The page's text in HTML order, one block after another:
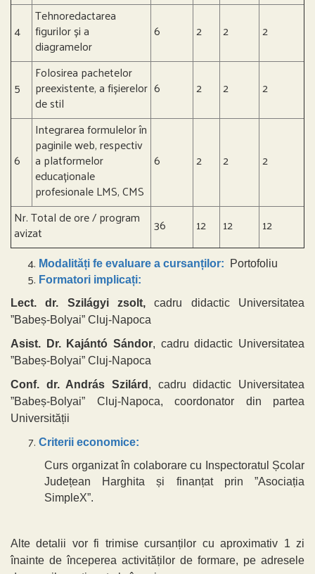
4
Tehnoredactarea
figurilor și a
diagramelor
6 2 2 2
5
Folosirea pachetelor
preexistente, a fișierelor
de stil
6 2 2 2
6
Integrarea formulelor în
paginile web, respectiv
a platformelor
educaționale
profesionale LMS, CMS
6 2 2 2
Nr. Total de ore / program
avizat 36 12 12 12
Modalități fe evaluare a cursanților:
Portofoliu
Formatori implicați:
Lect. dr. Szil ágyi zsolt,cadru didactic Universitatea
”Babeș-Bolyai” Cluj-Napoca
Asist. Dr. Kajántó Sándor, cadru didactic Universitatea
”Babeș-Bolyai” Cluj-Napoca
Conf. dr. András Szilárd , cadru didactic Universitatea
”Babeș-Bolyai” Cluj-Napoca, coordonator din partea
Universității
Criterii economice:
Curs organizat în colaborare cu Inspectoratul Școlar
Județean Harghita și finanțat prin ”Asociația
SimpleX”.
Alte detalii vor fi trimise cursanților cu aproximativ 1 zi
înainte de începerea activităților de formare, pe adresele